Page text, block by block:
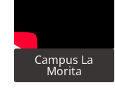
Campus La
Morita